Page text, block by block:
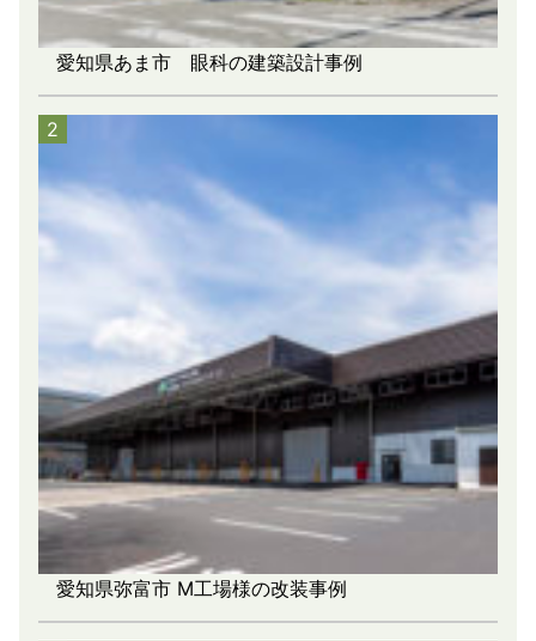
愛知県あま市 眼科の建築設計事例
2
愛知県弥富市 M工場様の改装事例